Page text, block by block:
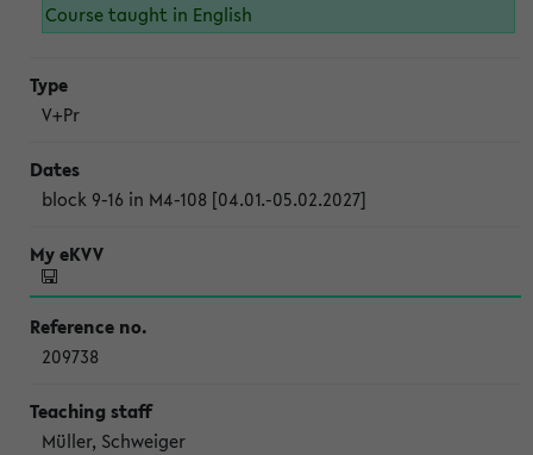
Course taught in English
V+Pr
block 9-16 in M4-108 [04.01.-05.02.2027]
209738
Müller, Schweiger